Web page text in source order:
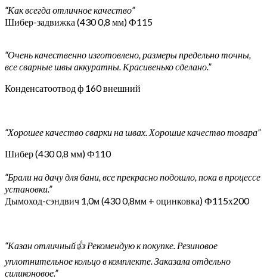
“Как всегда отличное качество”
Шибер-задвижка (430 0,8 мм) Ф115
“Очень качественно изготовлено, размеры предельно точны,
все сварные швы аккуратны. Красивенько сделано.”
Конденсатоотвод ф 160 внешний
“Хорошее качество сварки на швах. Хорошие качество товара”
Шибер (430 0,8 мм) Ф110
“Брали на дачу для бани, все прекрасно подошло, пока в процессе
установки.”
Дымоход-сэндвич 1,0м (430 0,8мм + оцинковка) Ф115х200
“Казан отличный👍 Рекомендую к покупке. Резиновое
уплотнительное кольцо в комплекте. Заказала отдельно
силиконовое.”